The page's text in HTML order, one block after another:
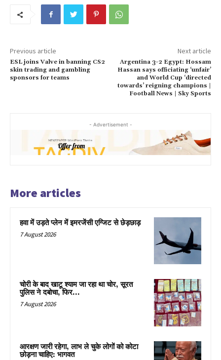
Previous article
ESL joins Valve in banning CS2
skin trading and gambling
sponsors for teams
Next article
Argentina 3-2 Egypt: Hossam
Hassan says officiating ‘unfair’
and World Cup ‘directed
towards’ reigning champions |
Football News | Sky Sports
- Advertisement -
More articles
हवा में उड़ते प्लेन में इमरजेंसी एग्जिट से छेड़छाड़
7 August 2026
चोरी के बाद खाटू श्याम जा रहा था चोर, सूरत
पुलिस ने दबोचा, फिर…
7 August 2026
आरक्षण जारी रहेगा, लाभ ले चुके लोगों को कोटा
छोड़ना चाहिए: भागवत